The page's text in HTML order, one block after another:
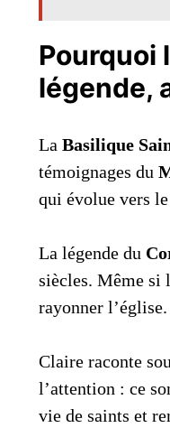
Pourquoi
légende,
La Basilique
témoignages du
qui évolue vers
La légende du
siècles. Même si
rayonner l’église.
Claire raconte
l’attention : ce
vie de saints et